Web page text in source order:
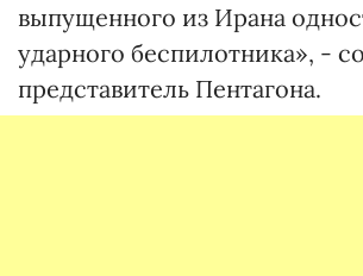
выпущенного из Ирана
ударного беспилотника», -
представитель Пентагона.